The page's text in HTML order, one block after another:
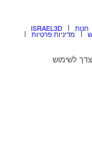
ISRAEL3D חנות
מדיניות פרטיות
לשימוש